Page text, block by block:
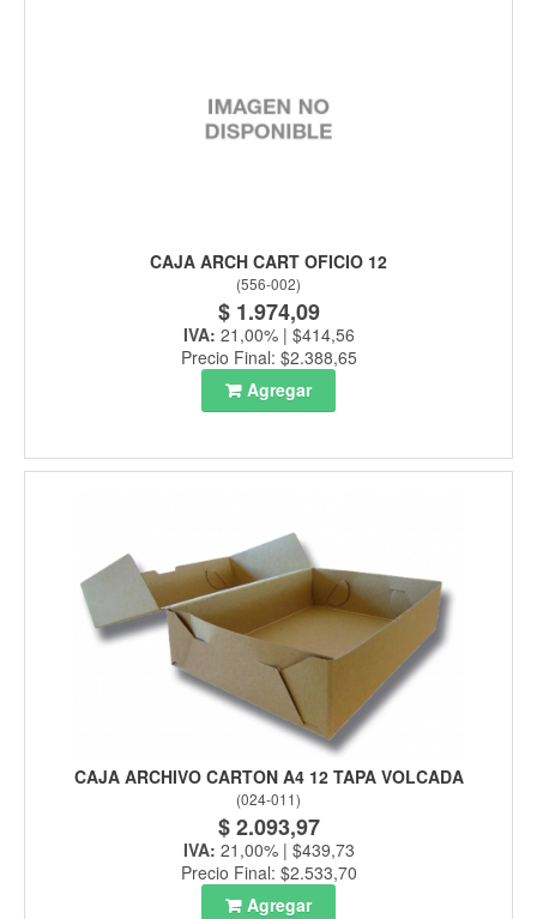
CAJA ARCH CART OFICIO 12
(556-002)
$ 1.974,09
IVA: 21,00% | $414,56
Precio Final: $2.388,65
Agregar
CAJA ARCHIVO CARTON A4 12 TAPA VOLCADA
(024-011)
$ 2.093,97
IVA: 21,00% | $439,73
Precio Final: $2.533,70
Agregar